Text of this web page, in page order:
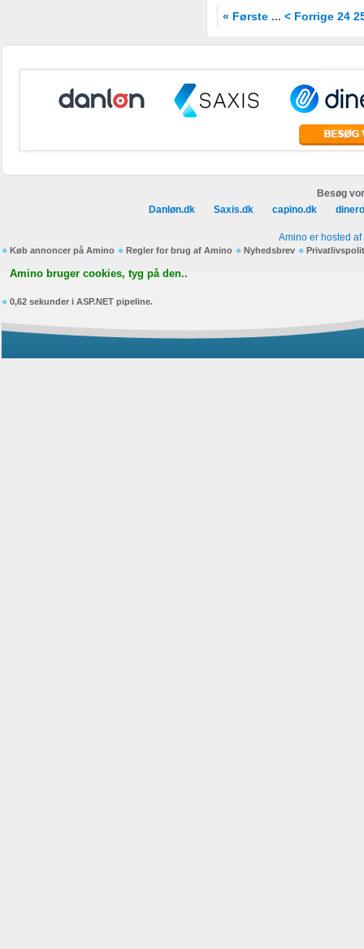
« Første ... < Forrige 24
Besøg
Danløn.dk
Saxis.dk capino.dk
Amino er hosted af
Køb annoncer på Amino Regler for brug af Amino Nyhedsbrev
Amino bruger cookies, tyg på den..
0,62 sekunder i ASP.NET pipeline.